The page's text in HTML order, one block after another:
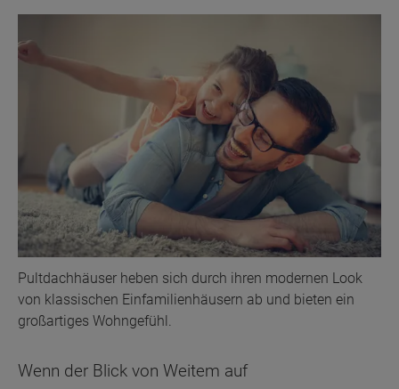
Pultdachhäuser heben sich durch ihren modernen Look
von klassischen Einfamilienhäusern ab und bieten ein
großartiges Wohngefühl.
Wenn der Blick von Weitem auf